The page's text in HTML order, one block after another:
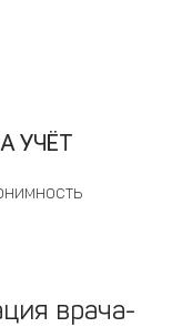
УЧЁТ
врача-